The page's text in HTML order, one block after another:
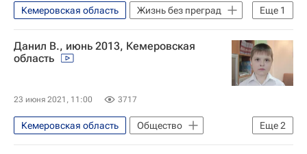
Еще 1
Кемеровская область
Жизнь без преград
Найди меня, мама
Данил В., июнь 2013, Кемеровская
область
23 июня 2021, 11:00 3717
Еще2
Кемеровская область
Общество
Жизнь без преград
Найди меня, мама